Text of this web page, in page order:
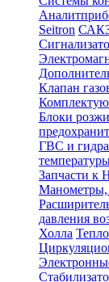
Seitron
Клапан
Блоки
ГВС и
Запчасти
Манометры,
давления
Холла